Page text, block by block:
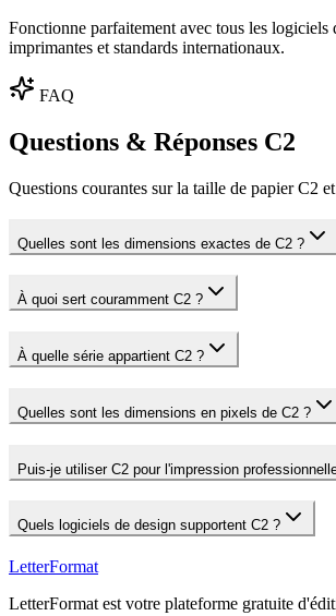
Fonctionne parfaitement avec tous les logiciels
imprimantes et standards internationaux.
FAQ
Questions & Réponses C2
Questions courantes sur la taille de papier C2
Quelles sont les dimensions exactes de C2 ?
À quoi sert couramment C2 ?
À quelle série appartient C2 ?
Quelles sont les dimensions en pixels de C2 ?
Puis-je utiliser C2 pour l'impression
Quels logiciels de design supportent C2 ?
LetterFormat
LetterFormat est votre plateforme gratuite